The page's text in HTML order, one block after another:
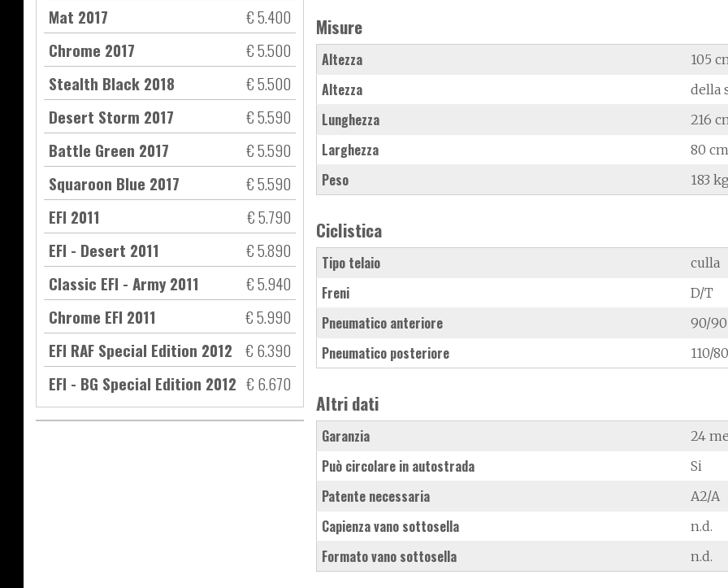
Mat 2017
€ 5.400
Chrome 2017
€ 5.500
Stealth Black 2018
€ 5.500
Desert Storm 2017
€ 5.590
Battle Green 2017
€ 5.590
Squaroon Blue 2017
€ 5.590
EFI 2011
€ 5.790
EFI - Desert 2011
€ 5.890
Classic EFI - Army 2011
€ 5.940
Chrome EFI 2011
€ 5.990
EFI RAF Special Edition 2012
€ 6.390
EFI - BG Special Edition 2012 € 6.670
Misure
Altezza 105
Altezza della
Lunghezza 216
Larghezza 80 cm
Peso 183 kg
Ciclistica
Tipo telaio culla
Freni D/T
Pneumatico anteriore 90/90
Pneumatico posteriore 110/
Altri dati
Garanzia 24
Può circolare in autostrada Si
Patente necessaria A2/A
Capienza vano sottosella n.d.
Formato vano sottosella n.d.